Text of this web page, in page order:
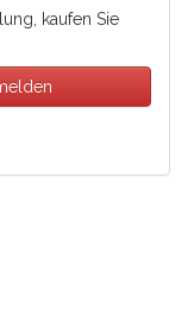
kaufen Sie